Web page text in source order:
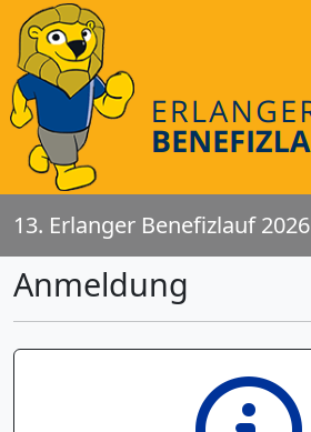
13. Erlanger Benefizlauf 2026
Anmeldung